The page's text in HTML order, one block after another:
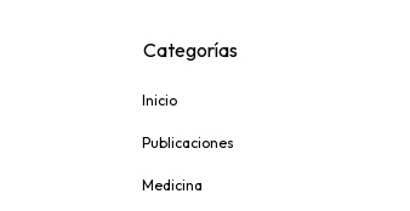
Categorías
Inicio
Publicaciones
Medicina